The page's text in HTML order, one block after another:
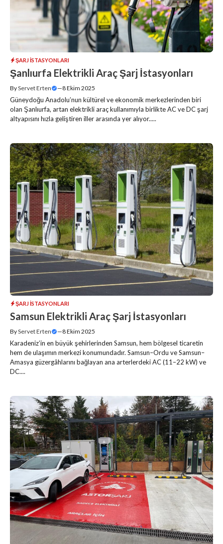
ŞARJ İSTASYONLARI
Şanlıurfa Elektrikli Araç Şarj İstasyonları
ByServet Erten —8 Ekim 2025
Güneydoğu Anadolu’nun kültürel ve ekonomik merkezlerinden biri
olan Şanlıurfa, artan elektrikli araç kullanımıyla birlikte AC ve DC şarj
altyapısını hızla geliştiren iller arasında yer alıyor.....
ŞARJ İSTASYONLARI
Samsun Elektrikli Araç Şarj İstasyonları
ByServet Erten —8 Ekim 2025
Karadeniz’in en büyük şehirlerinden Samsun, hem bölgesel ticaretin
hem de ulaşımın merkezi konumundadır. Samsun–Ordu ve Samsun–
Amasya güzergâhlarını bağlayan ana arterlerdeki AC (11–22 kW) ve
DC....